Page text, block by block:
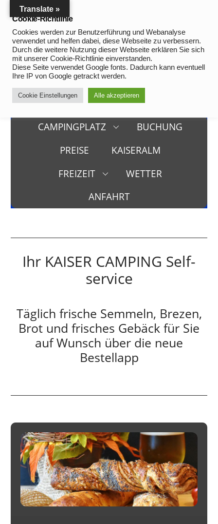
content
CAMPINGPLATZ
BUCHUNG
PREISE
KAISERALM
FREIZEIT
WETTER
ANFAHRT
Ihr KAISER CAMPING Self-
service
Täglich frische Semmeln, Brezen,
Brot und frisches Gebäck für Sie
auf Wunsch über die neue
Bestellapp
Cookie-Richtlinie
Cookies werden zur Benutzerführung und Webanalyse
verwendet und helfen dabei, diese Webseite zu verbessern.
Durch die weitere Nutzung dieser Webseite erklären Sie sich
mit unserer Cookie-Richtlinie einverstanden.
Diese Seite verwendet Google fonts. Dadurch kann eventuell
Ihre IP von Google getrackt werden.
Cookie Einstellungen Alle akzeptieren
Translate »